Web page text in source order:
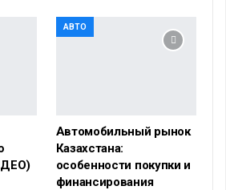
АВТО
Автомобильный рынок
Казахстана:
особенности покупки и
финансирования